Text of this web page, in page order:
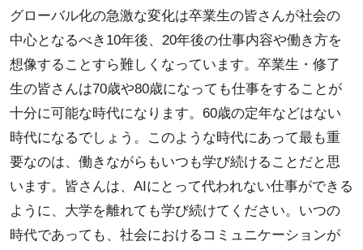
グローバル化の急激な変化は卒業生の皆さんが社会の
中心となるべき10年後、20年後の仕事内容や働き方を
想像することすら難しくなっています。卒業生・修了
生の皆さんは70歳や80歳になっても仕事をすることが
十分に可能な時代になります。60歳の定年などはない
時代になるでしょう。このような時代にあって最も重
要なのは、働きながらもいつも学び続けることだと思
います。皆さんは、AIにとって代われない仕事ができる
ように、大学を離れても学び続けてください。いつの
時代であっても、社会におけるコミュニケーションが